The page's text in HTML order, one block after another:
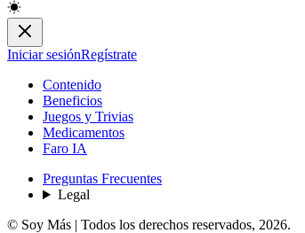
Iniciar sesiónRegístrate
Contenido
Beneficios
Juegos y Trivias
Medicamentos
Faro IA
Preguntas Frecuentes
Legal
© Soy Más | Todos los derechos reservados, 2026.